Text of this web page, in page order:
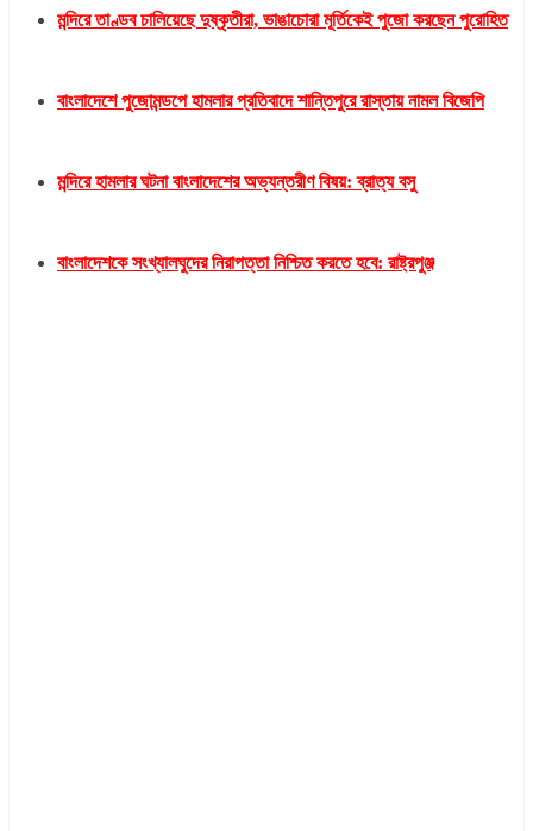
মন্দিরে তাণ্ডব চালিয়েছে দুষ্কৃতীরা, ভাঙাচোরা মূর্তিকেই পুজো করছেন পুরোহিত
বাংলাদেশে পুজোমন্ডপে হামলার প্রতিবাদে শান্তিপুরে রাস্তায় নামল বিজেপি
মন্দিরে হামলার ঘটনা বাংলাদেশের অভ্যন্তরীণ বিষয়: ব্রাত্য বসু
বাংলাদেশকে সংখ্যালঘুদের নিরাপত্তা নিশ্চিত করতে হবে: রাষ্ট্রপুঞ্জ